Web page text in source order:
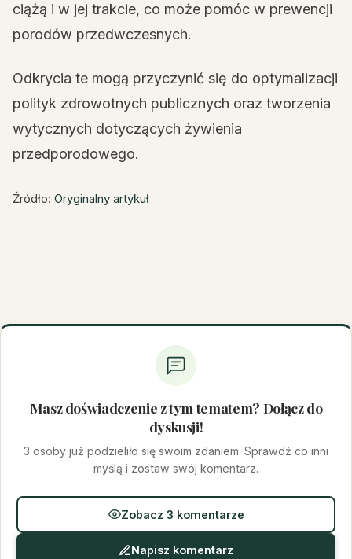
ciążą i w jej trakcie, co może pomóc w prewencji
porodów przedwczesnych.
Odkrycia te mogą przyczynić się do optymalizacji
polityk zdrowotnych publicznych oraz tworzenia
wytycznych dotyczących żywienia
przedporodowego.
Źródło: Oryginalny artykuł
Masz doświadczenie z tym tematem? Dołącz do
dyskusji!
3 osoby już podzieliło się swoim zdaniem. Sprawdź co inni
myślą i zostaw swój komentarz.
Zobacz 3 komentarze
Napisz komentarz